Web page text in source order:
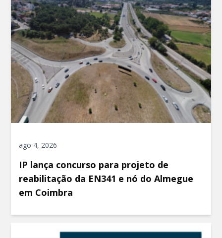
ago 4, 2026
IP lança concurso para projeto de
reabilitação da EN341 e nó do Almegue
em Coimbra